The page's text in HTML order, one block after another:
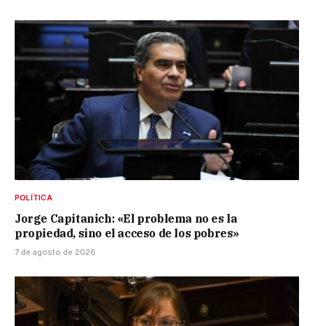
POLÍTICA
Jorge Capitanich: «El problema no es la
propiedad, sino el acceso de los pobres»
7 de agosto de 2026